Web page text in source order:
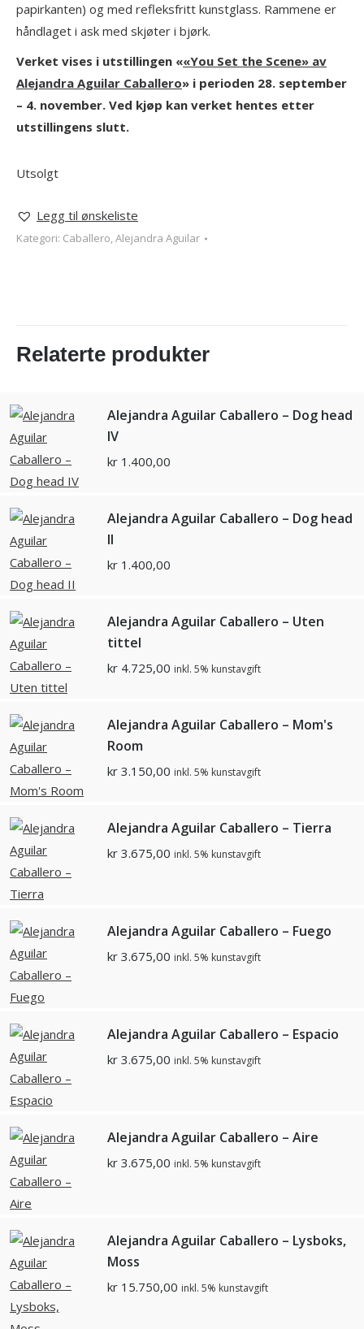
papirkanten) og med refleksfritt kunstglass. Rammene er
håndlaget i ask med skjøter i bjørk.
Verket vises i utstillingen ««You Set the Scene» av
Alejandra Aguilar Caballero» i perioden 28. september
– 4. november. Ved kjøp kan verket hentes etter
utstillingens slutt.
Utsolgt
Legg til ønskeliste
Kategori: Caballero, Alejandra Aguilar
Relaterte produkter
Alejandra Aguilar Caballero – Dog head
IV
kr 1.400,00
Alejandra Aguilar Caballero – Dog head
II
kr 1.400,00
Alejandra Aguilar Caballero – Uten
tittel
kr 4.725,00 inkl. 5% kunstavgift
Alejandra Aguilar Caballero – Mom's
Room
kr 3.150,00 inkl. 5% kunstavgift
Alejandra Aguilar Caballero – Tierra
kr 3.675,00 inkl. 5% kunstavgift
Alejandra Aguilar Caballero – Fuego
kr 3.675,00 inkl. 5% kunstavgift
Alejandra Aguilar Caballero – Espacio
kr 3.675,00 inkl. 5% kunstavgift
Alejandra Aguilar Caballero – Aire
kr 3.675,00 inkl. 5% kunstavgift
Alejandra Aguilar Caballero – Lysboks,
Moss
kr 15.750,00 inkl. 5% kunstavgift